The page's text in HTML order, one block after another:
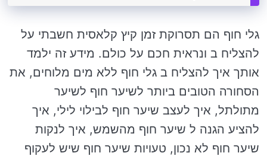
גלי חוף הם תסרוקת זמן קיץ קלאסית חשבתי על
להצליח ב ונראית חכם על כולם. מידע זה ילמד
אותך איך להצליח ב גלי חוף ללא מים מלוחים, את
הסחורה הטובים ביותר לשיער חוף לשיער
מתולתל, איך לעצב שיער חוף לבילוי לילי, איך
להציע הגנה ל שיער חוף מהשמש, איך לנקות
שיער חוף לא נכון, טעויות שיער חוף שיש לעקוף